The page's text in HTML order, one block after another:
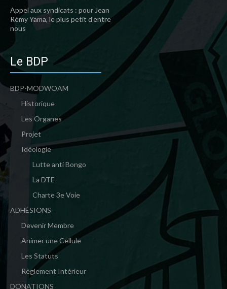
Appel aux syndicats : pour Jean
Rémy Yama, le plus petit d’entre
nous
Le BDP
BDP-MODWOAM
Historique
Les Organes
Projet
Idéologie
Lutte anti Bongo
La DTE
Charte 3e Voie
ADHÉSIONS
Devenir Membre
Animer une Cellule
Les Statuts
Règlement Intérieur
DONATIONS